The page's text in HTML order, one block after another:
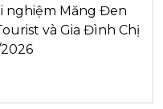
nghiệm Măng Đen
và Gia Đình Chị